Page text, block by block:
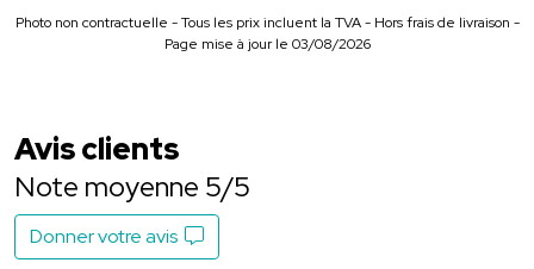
Photo non contractuelle - Tous les prix incluent la TVA - Hors frais de livraison -
Page mise à jour le 03/08/2026
Avis clients
Note moyenne 5/5
Donner votre avis